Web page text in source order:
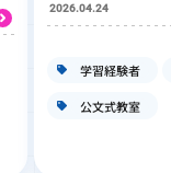
2026.04.24
学習経験者
公文式教室